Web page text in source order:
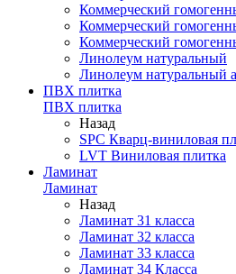
Коммерческий
Коммерческий
Коммерческий
Линолеум натуральный
Линолеум натуральный
ПВХ плитка
ПВХ плитка
Назад
SPC Кварц-виниловая
LVT Виниловая плитка
Ламинат
Ламинат
Назад
Ламинат 31 класса
Ламинат 32 класса
Ламинат 33 класса
Ламинат 34 Класса